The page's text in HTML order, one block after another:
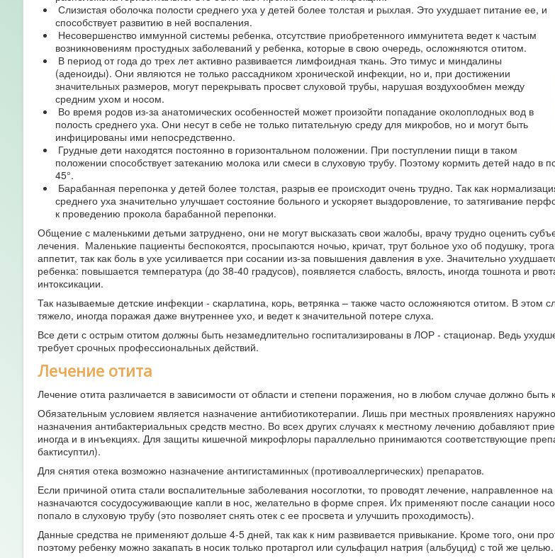
Слизистая оболочка полости среднего уха у детей более толстая и рыхлая. Это ухудшает питание ее, и
способствует развитию в ней воспаления.
Несовершенство иммунной системы ребенка, отсутствие приобретенного иммунитета ведет к частым
возникновениям простудных заболеваний у ребенка, которые в свою очередь, осложняются отитом.
В период от года до трех лет активно развивается лимфоидная ткань. Это тимус и миндалины
(аденоиды). Они являются не только рассадником хронической инфекции, но и, при достижении
значительных размеров, могут перекрывать просвет слуховой трубы, нарушая воздухообмен между
средним ухом и носом.
Во время родов из-за анатомических особенностей может произойти попадание околоплодных вод в
полость среднего уха. Они несут в себе не только питательную среду для микробов, но и могут быть
инфицированы ими непосредственно.
Грудные дети находятся постоянно в горизонтальном положении. При поступлении пищи в таком
положении способствует затеканию молока или смеси в слуховую трубу. Поэтому кормить детей надо в
45°.
Барабанная перепонка у детей более толстая, разрыв ее происходит очень трудно. Так как
среднего уха значительно улучшает состояние больного и ускоряет выздоровление, то затягивание
к проведению прокола барабанной перепонки.
Общение с маленькими детьми затруднено, они не могут высказать свои жалобы, врачу трудно оценить
лечения. Маленькие пациенты беспокоятся, просыпаются ночью, кричат, трут больное ухо об подушку,
аппетит, так как боль в ухе усиливается при сосании из-за повышения давления в ухе. Значительно
ребенка: повышается температура (до 38-40 градусов), появляется слабость, вялость, иногда тошнота и
интоксикации.
Так называемые детские инфекции - скарлатина, корь, ветрянка – также часто осложняются отитом. В этом
тяжело, иногда поражая даже внутреннее ухо, и ведет к значительной потере слуха.
Все дети с острым отитом должны быть незамедлительно госпитализированы в ЛОР - стационар. Ведь
требует срочных профессиональных действий.
Лечение отита
Лечение отита различается в зависимости от области и степени поражения, но в любом случае должно быть
Обязательным условием является назначение антибиотикотерапии. Лишь при местных проявлениях
назначения антибактериальных средств местно. Во всех других случаях к местному лечению добавляют
иногда и в инъекциях. Для защиты кишечной микрофлоры параллельно принимаются соответствующие
бактисуптил).
Для снятия отека возможно назначение антигистаминных (противоаллергических) препаратов.
Если причиной отита стали воспалительные заболевания носоглотки, то проводят лечение, направленное
назначаются сосудосуживающие капли в нос, желательно в форме спрея. Их применяют после санации
попало в слуховую трубу (это позволяет снять отек с ее просвета и улучшить проходимость).
Данные средства не применяют дольше 4-5 дней, так как к ним развивается привыкание. Кроме того, они
поэтому ребенку можно закапать в носик только протаргол или сульфацил натрия (альбуцид) с той же целью.